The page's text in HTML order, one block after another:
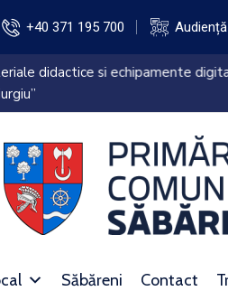
+40 371 195 700 Audiență
didactice si echipamente
Săbăreni Contact